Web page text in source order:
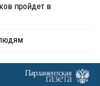
пройдет в